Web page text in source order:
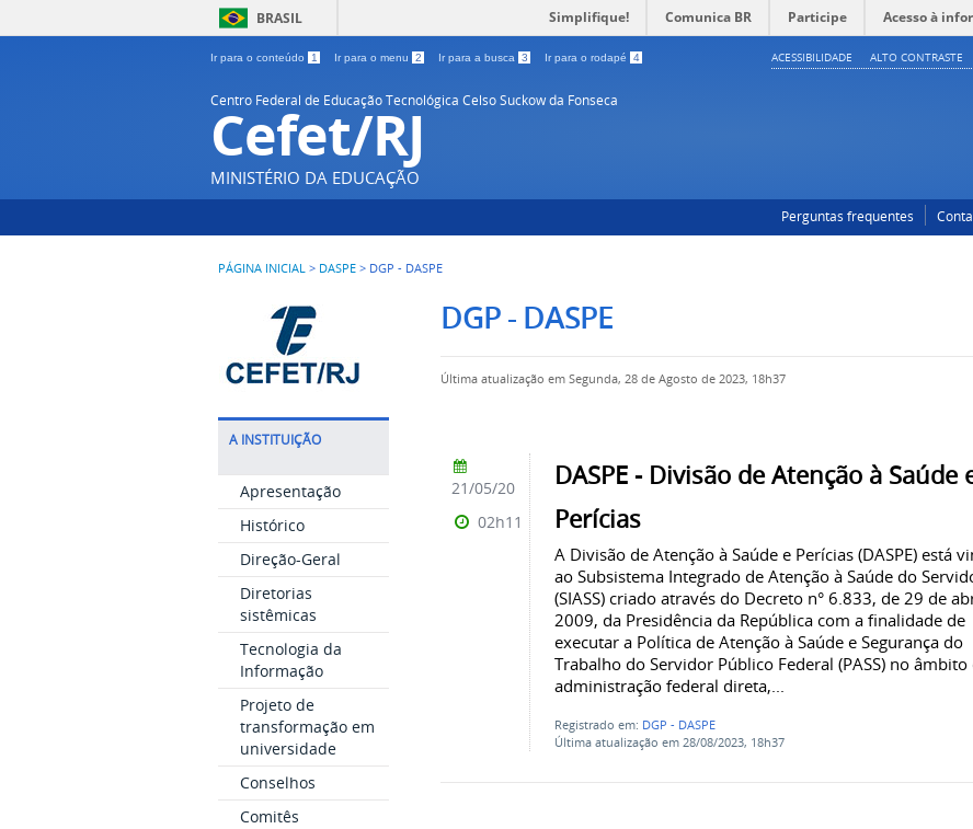
BRASIL Simplifique! Comunica BR Participe Acesso à
Ir para o conteúdo 1 Ir para o menu 2 Ir para a busca 3 Ir para o rodapé 4 ACESSIBILIDADE ALTO CONTRASTE
Centro Federal de Educação Tecnológica Celso Suckow da Fonseca
Cefet/RJ
MINISTÉRIO DA EDUCAÇÃO
Perguntas frequentes
PÁGINA INICIAL > DASPE > DGP - DASPE
A INSTITUIÇÃO
Apresentação
Histórico
Direção-Geral
Diretorias
sistêmicas
Tecnologia da
Informação
Projeto de
transformação em
universidade
Conselhos
Comitês
DGP - DASPE
Última atualização em Segunda, 28 de Agosto de 2023, 18h37
DASPE - Divisão de Atenção à Saúde
Perícias
A Divisão de Atenção à Saúde e Perícias (DASPE) está
ao Subsistema Integrado de Atenção à Saúde do
(SIASS) criado através do Decreto n° 6.833, de 29 de
2009, da Presidência da República com a finalidade de
executar a Política de Atenção à Saúde e Segurança do
Trabalho do Servidor Público Federal (PASS) no âmbito
administração federal direta,...
Registrado em: DGP - DASPE
Última atualização em 28/08/2023, 18h37
21/05/20
02h11